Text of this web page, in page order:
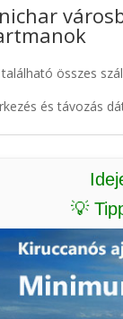
összes
és távozás
💡